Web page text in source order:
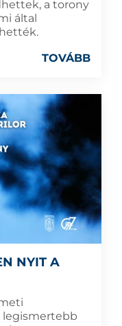
a torony
által
TOVÁBB
NYIT A
legismertebb